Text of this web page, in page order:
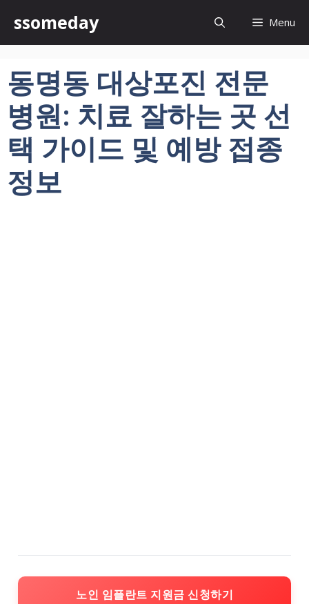
츠
ssomeday Menu
동명동 대상포진 전문
병원: 치료 잘하는 곳 선
택 가이드 및 예방 접종
정보
노인 임플란트 지원금 신청하기